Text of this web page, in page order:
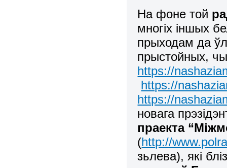
На фоне той
многіх іншых
прыходам да
прыстойных,
https://
https://
https://
новага
праекта
(http://
зьлева), які